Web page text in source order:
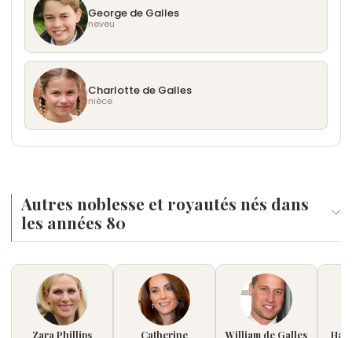
George de Galles
neveu
Charlotte de Galles
nièce
Autres noblesse et royautés nés dans
les années 80
Zara Phillips
Catherine
William de Galles